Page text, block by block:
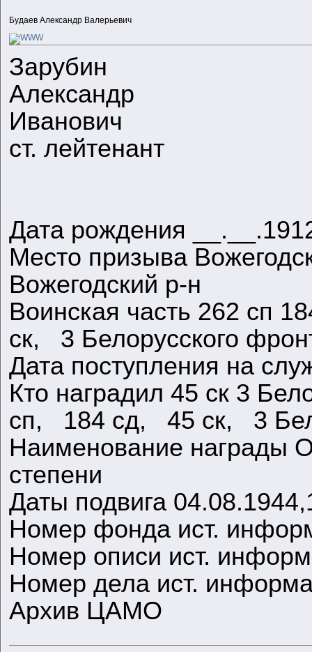
Будаев Александр Валерьевич
Зарубин
Александр
Иванович
ст. лейтенант
Дата рождения
Место призыва
Вожегодский р-н
Воинская часть 262 сп
ск, 3 Белорусского
Дата поступления на
Кто наградил 45 ск 3
сп, 184 сд, 45 ск, 3
Наименование награды
степени
Даты подвига
Номер фонда ист.
Номер описи ист.
Номер дела ист.
Архив ЦАМО